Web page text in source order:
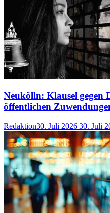
Neukölln: Klausel gegen
öffentlichen
Redaktion30. Juli 2026 30. Juli